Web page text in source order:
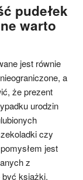
pudełek
warto
jest równie
a
że prezent
urodzin
czy
jest
z
być książki,